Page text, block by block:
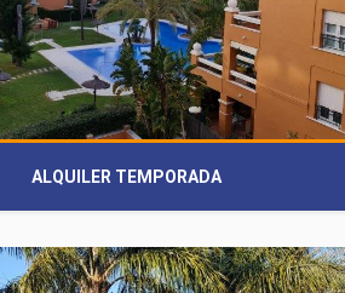
ALQUILER TEMPORADA